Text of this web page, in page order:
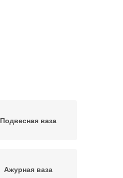
Подвесная ваза
Ажурная ваза